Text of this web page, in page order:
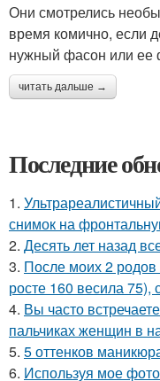
Они смотрелись
время комично, если
нужный фасон или ее
читать дальше →
Последние
1.
снимок на
2. Десять лет назад
3. После моих 2
росте 160 весила 75),
4. Вы часто
пальчиках женщин в
5. 5 оттенков
6. Используя мое